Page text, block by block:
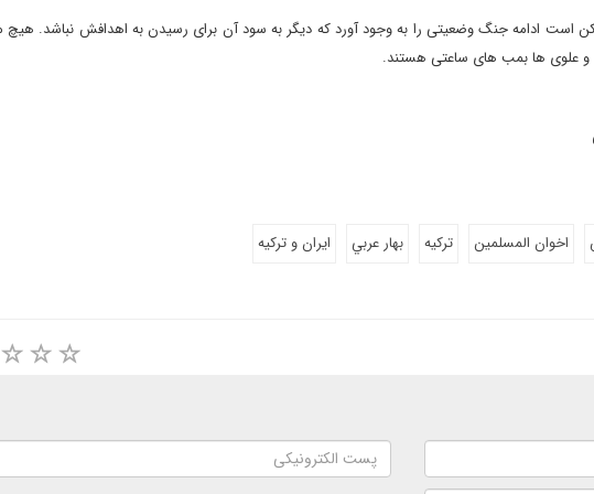
است ادامه جنگ وضعیتی را به وجود آورد که دیگر به سود آن برای رسیدن به اهدافش نباشد. هیچ
و علوی ها بمب های ساعتی هستند.
اخوان المسلمين تركيه بهار عربي ايران و تركيه